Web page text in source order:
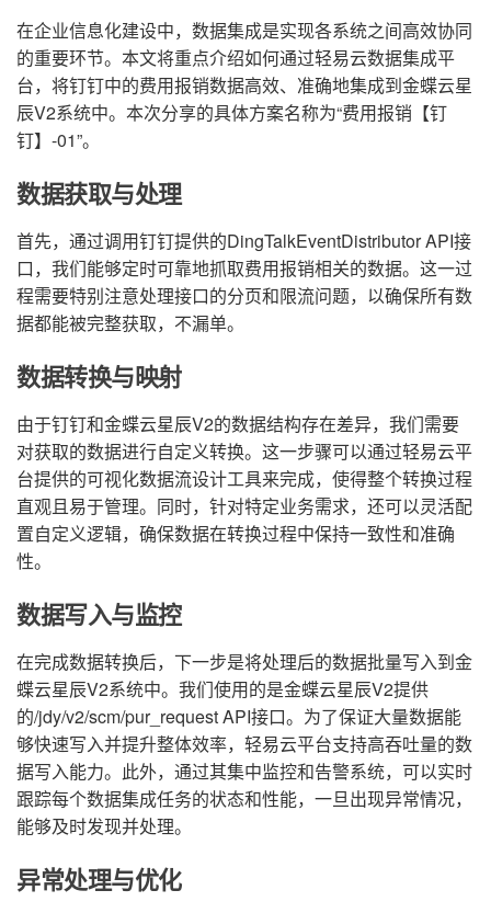
在企业信息化建设中，数据集成是实现各系统之间高效协同
的重要环节。本文将重点介绍如何通过轻易云数据集成平
台，将钉钉中的费用报销数据高效、准确地集成到金蝶云星
辰V2系统中。本次分享的具体方案名称为“费用报销【钉
钉】-01”。
数据获取与处理
首先，通过调用钉钉提供的DingTalkEventDistributor API接
口，我们能够定时可靠地抓取费用报销相关的数据。这一过
程需要特别注意处理接口的分页和限流问题，以确保所有数
据都能被完整获取，不漏单。
数据转换与映射
由于钉钉和金蝶云星辰V2的数据结构存在差异，我们需要
对获取的数据进行自定义转换。这一步骤可以通过轻易云平
台提供的可视化数据流设计工具来完成，使得整个转换过程
直观且易于管理。同时，针对特定业务需求，还可以灵活配
置自定义逻辑，确保数据在转换过程中保持一致性和准确
性。
数据写入与监控
在完成数据转换后，下一步是将处理后的数据批量写入到金
蝶云星辰V2系统中。我们使用的是金蝶云星辰V2提供
的/jdy/v2/scm/pur_request API接口。为了保证大量数据能
够快速写入并提升整体效率，轻易云平台支持高吞吐量的数
据写入能力。此外，通过其集中监控和告警系统，可以实时
跟踪每个数据集成任务的状态和性能，一旦出现异常情况，
能够及时发现并处理。
异常处理与优化